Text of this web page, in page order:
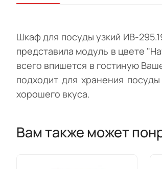
Шкаф для посуды узкий ИВ-
представила модуль в цвете
всего впишется в гостиную
подходит для хранения
хорошего вкуса.
Вам также может